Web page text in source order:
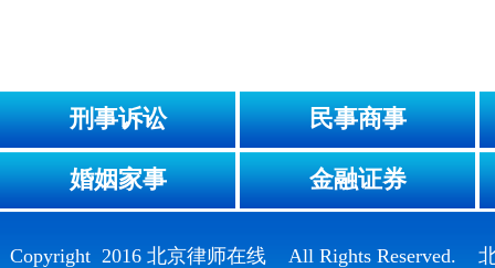
刑事诉讼 民事商事
婚姻家事 金融证券
Copyright 2016 北京律师在线 All Rights Reserved.